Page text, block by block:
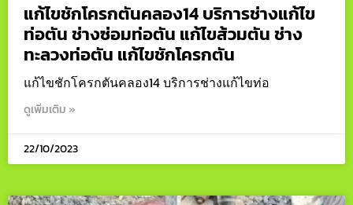
แก้ไขชักโครกตันคลอง14 บริการช่างแก้ไข
ท่อตัน ช่างซ่อมท่อตัน แก้ไขส้วมตัน ช่าง
ทะลวงท่อตัน แก้ไขชักโครกตัน
แก้ไขชักโครกตันคลอง14 บริการช่างแก้ไขท่อ
ดูเพิ่มเติม »
22/10/2023